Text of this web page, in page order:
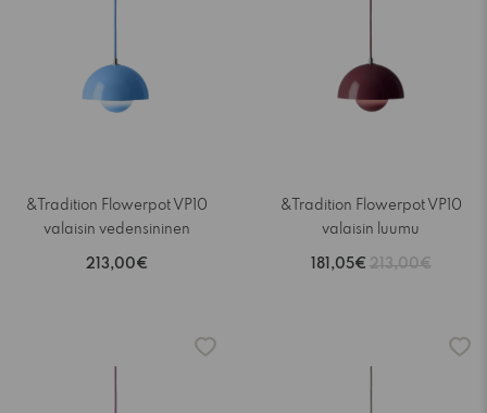
&Tradition Flowerpot VP10
valaisin vedensininen
213,00€
&Tradition Flowerpot VP10
valaisin luumu
181,05€ 213,00€